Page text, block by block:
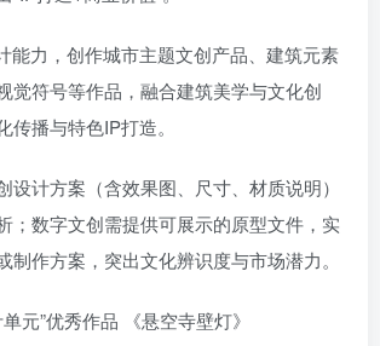
能力，创作城市主题文创产品、建筑元素
觉符号等作品，融合建筑美学与文化创
播与特色IP打造。
设计方案（含效果图、尺寸、材质说明）
；数字文创需提供可展示的原型文件，实
制作方案，突出文化辨识度与市场潜力。
元”优秀作品 《悬空寺壁灯》